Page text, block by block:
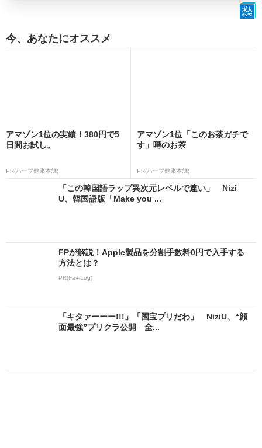
今、あなたにオススメ
アマゾン1位の実績！380円で5
日間お試し。
PR(ハーブ健康本舗)
アマゾン1位「このお茶ガチで
す」噂のお茶
PR(ハーブ健康本舗)
「この韓国語ラップ異次元レベルで速い」 Nizi
U、韓国語版「Make you ...
FPが解説！Apple製品を分割手数料0円で入手する
方法とは？
PR(Fav-Log)
「キタァーーー!!!」「国宝プリだわ」 NiziU、“顔
面最強”プリクラ公開 全...